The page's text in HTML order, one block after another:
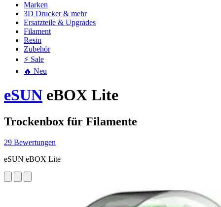
Marken
3D Drucker & mehr
Ersatzteile & Upgrades
Filament
Resin
Zubehör
⚡ Sale
🔥 Neu
eSUN eBOX Lite
Trockenbox für Filamente
29 Bewertungen
eSUN eBOX Lite